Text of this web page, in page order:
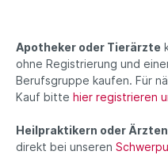
Apotheker oder Tierärzte
ohne Registrierung und
Berufsgruppe kaufen. Für
Kauf bitte hier registrieren
Heilpraktikern oder Ärzten
direkt bei unseren